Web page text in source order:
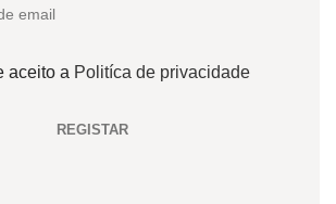
aceito a Politíca de privacidade